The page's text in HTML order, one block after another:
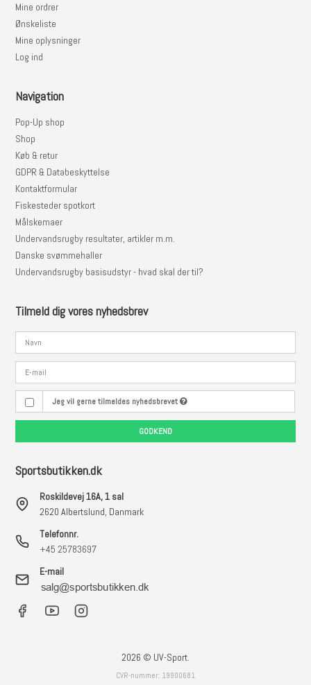
Mine ordrer
Ønskeliste
Mine oplysninger
Log ind
Navigation
Pop-Up shop
Shop
Køb & retur
GDPR & Databeskyttelse
Kontaktformular
Fiskesteder spotkort
Målskemaer
Undervandsrugby resultater, artikler m.m.
Danske svømmehaller
Undervandsrugby basisudstyr - hvad skal der til?
Tilmeld dig vores nyhedsbrev
Jeg vil gerne tilmeldes nyhedsbrevet
GODKEND
Sportsbutikken.dk
Roskildevej 16A, 1 sal
2620 Albertslund, Danmark
Telefonnr.
+45 25783697
E-mail
2026 © UV-Sport.
CVR-nummer: 19900681